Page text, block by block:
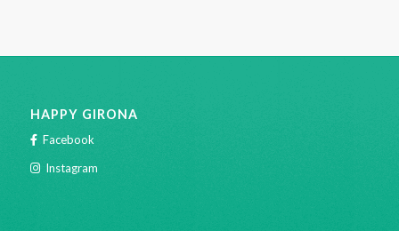
HAPPY GIRONA
Facebook
Instagram